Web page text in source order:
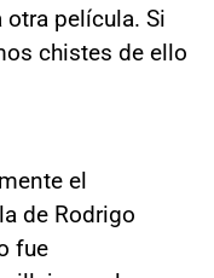
otra película. Si
chistes de ello
el
de Rodrigo
fue